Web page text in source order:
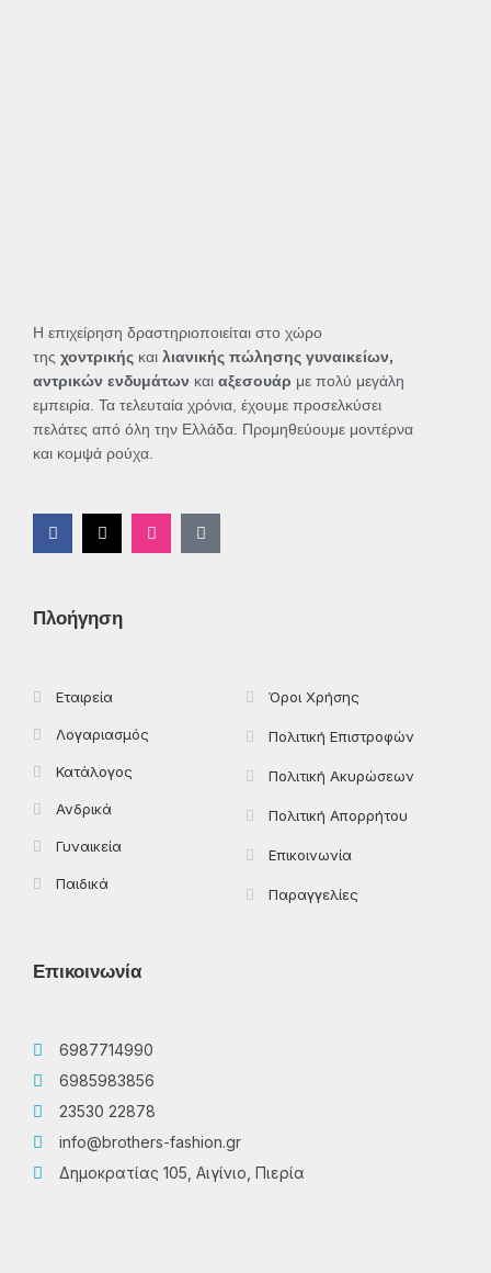
Η επιχείρηση δραστηριοποιείται στο χώρο
της χοντρικής και λιανικής πώλησης γυναικείων,
αντρικών ενδυμάτων και αξεσουάρ με πολύ μεγάλη
εμπειρία. Τα τελευταία χρόνια, έχουμε προσελκύσει
πελάτες από όλη την Ελλάδα. Προμηθεύουμε μοντέρνα
και κομψά ρούχα.
a
c
o
-
t
t
n
s
i
k
Πλοήγηση
Εταιρεία
Λογαριασμός
Κατάλογος
Ανδρικά
Γυναικεία
Παιδικά
Όροι Χρήσης
Πολιτική Επιστροφών
Πολιτική Ακυρώσεων
Πολιτική Απορρήτου
Επικοινωνία
Παραγγελίες
Επικοινωνία
6987714990
6985983856
23530 22878
info@brothers-fashion.gr
Δημοκρατίας 105, Αιγίνιο, Πιερία